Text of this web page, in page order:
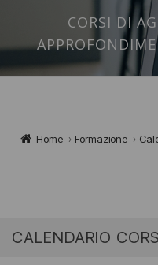
CORSI DI
Home › Formazione ›
CALENDARIO